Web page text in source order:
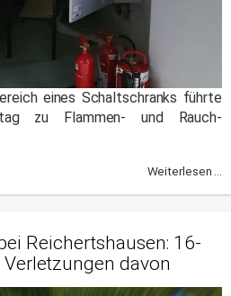
eines Schaltschranks führte
zu Flammen- und Rauch-
Weiterlesen ...
Reichertshausen: 16-
davon